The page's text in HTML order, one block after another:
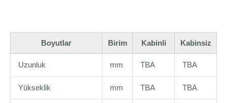
Boyutlar Birim Kabinli Kabinsiz
Uzunluk mm TBA TBA
Yükseklik mm TBA TBA